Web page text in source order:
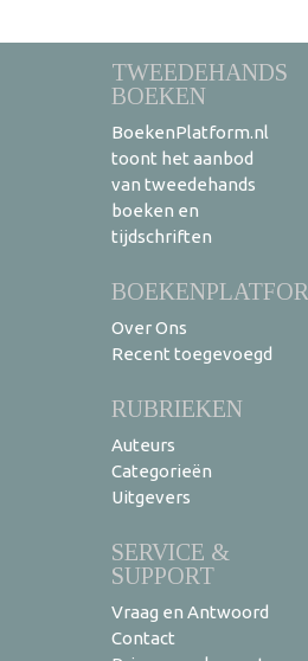
TWEEDEHANDS
BOEKEN
BoekenPlatform.nl
toont het aanbod
van tweedehands
boeken en
tijdschriften
Over Ons
Recent toegevoegd
RUBRIEKEN
Auteurs
Categorieën
Uitgevers
SERVICE &
SUPPORT
Vraag en Antwoord
Contact